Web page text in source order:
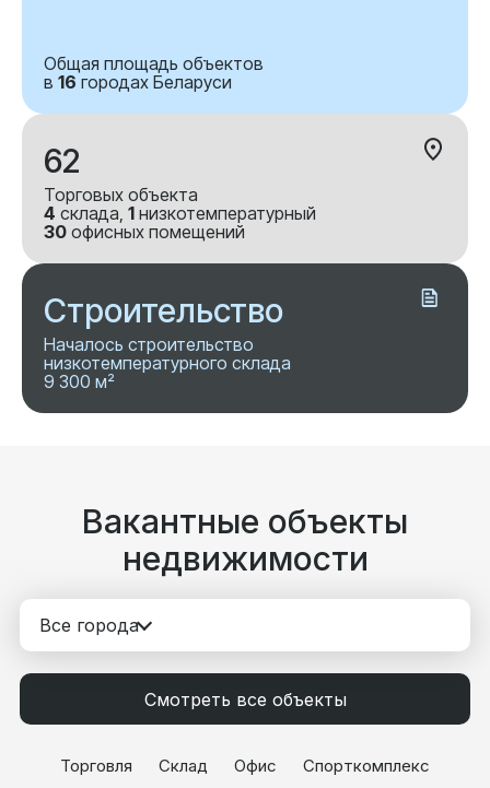
Общая площадь объектов
в 16 городах Беларуси
62
Торговых объекта
4 склада, 1 низкотемпературный
30 офисных помещений
Строительство
Началось строительство
низкотемпературного склада
9 300 м²
Вакантные объекты
недвижимости
Все города
Смотреть все объекты
Торговля Склад Офис
Спорткомплекс